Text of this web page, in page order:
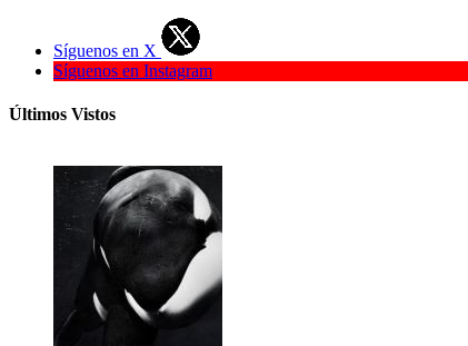
Síguenos en X
Síguenos en Instagram
Últimos Vistos